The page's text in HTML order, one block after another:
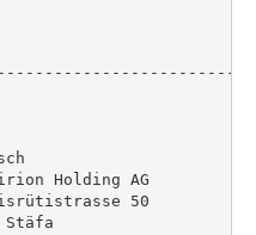
Holding AG
50
Stäfa